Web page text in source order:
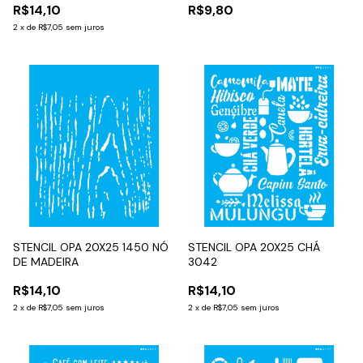
R$14,10
2 x de R$7,05 sem juros
R$9,80
STENCIL OPA 20X25 1450 NÓ
DE MADEIRA
R$14,10
2 x de R$7,05 sem juros
STENCIL OPA 20X25 CHÁ
3042
R$14,10
2 x de R$7,05 sem juros